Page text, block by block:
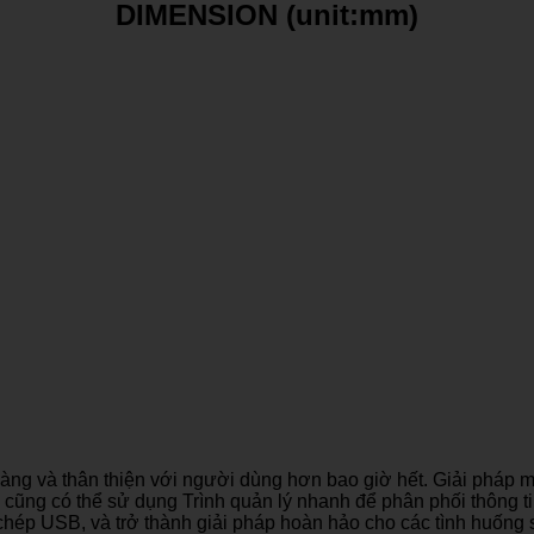
DIMENSION (unit:mm)
và thân thiện với người dùng hơn bao giờ hết. Giải pháp
có thể sử dụng Trình quản lý nhanh để phân phối thông
USB, và trở thành giải pháp hoàn hảo cho các tình huống